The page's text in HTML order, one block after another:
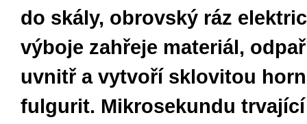
do skály, obrovský ráz
výboje zahřeje materiál,
uvnitř a vytvoří sklovitou
fulgurit. Mikrosekundu